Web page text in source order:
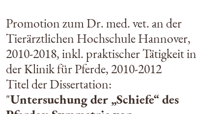
Promotion zum Dr. med. vet. an der
Tierärztlichen Hochschule Hannover,
2010-2018, inkl. praktischer Tätigkeit in
der Klinik für Pferde, 2010-2012
Titel der Dissertation:
"Untersuchung der „Schiefe“ des